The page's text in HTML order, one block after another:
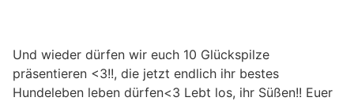
Und wieder dürfen wir euch 10 Glückspilze
präsentieren <3!!, die jetzt endlich ihr bestes
Hundeleben leben dürfen<3 Lebt los, ihr Süßen!! Euer